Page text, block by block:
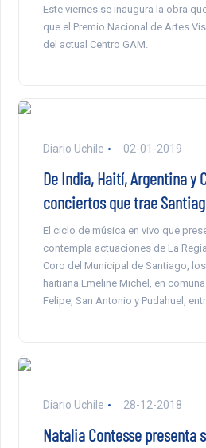
Este viernes se inaugura la obra
que el Premio Nacional de Artes
del actual Centro GAM.
Diario Uchile 02-01-2019
De India, Haití, Argentina y
conciertos que trae
El ciclo de música en vivo que
contempla actuaciones de La
Coro del Municipal de Santiago,
haitiana Emeline Michel, en
Felipe, San Antonio y Pudahuel,
Diario Uchile 28-12-2018
Natalia Contesse presenta